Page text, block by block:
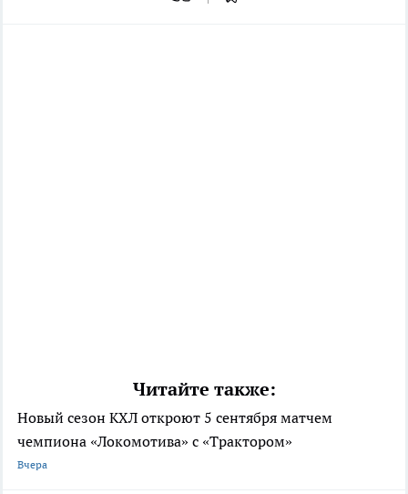
Читайте также:
Новый сезон КХЛ откроют 5 сентября матчем
чемпиона «Локомотива» с «Трактором»
Вчера